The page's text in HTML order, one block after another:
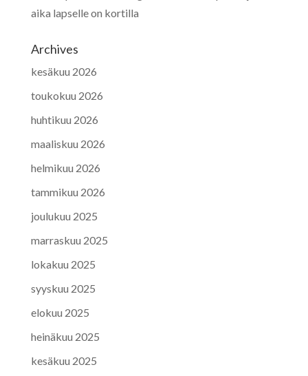
aika lapselle on kortilla
Archives
kesäkuu 2026
toukokuu 2026
huhtikuu 2026
maaliskuu 2026
helmikuu 2026
tammikuu 2026
joulukuu 2025
marraskuu 2025
lokakuu 2025
syyskuu 2025
elokuu 2025
heinäkuu 2025
kesäkuu 2025